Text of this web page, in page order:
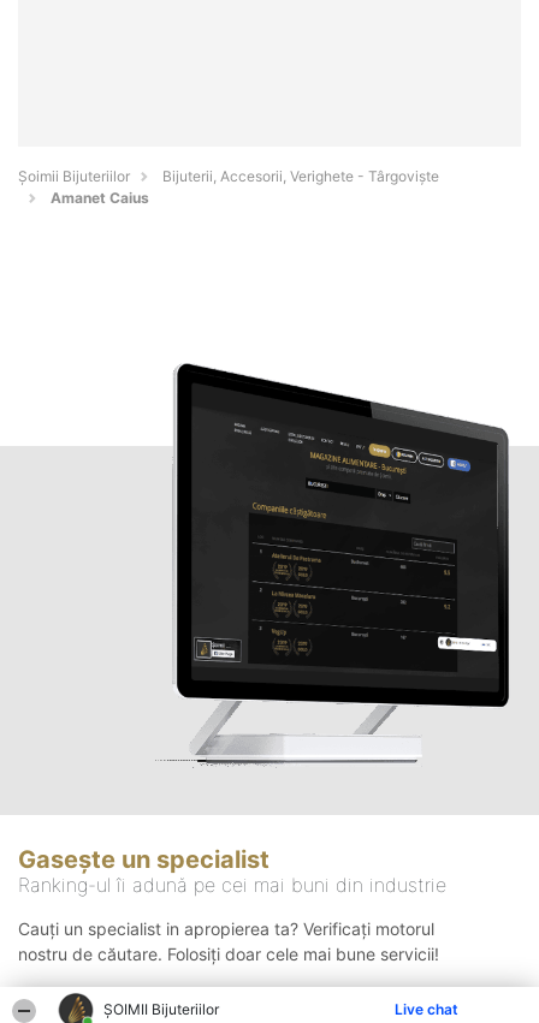
ŞOIMII Bijuteriilor Live chat
Şoimii Bijuteriilor
Bijuterii, Accesorii, Verighete - Târgovişte
Amanet Caius
Gasește un specialist
Ranking-ul îi adună pe cei mai buni din industrie
Cauți un specialist in apropierea ta? Verificați motorul
nostru de căutare. Folosiți doar cele mai bune servicii!